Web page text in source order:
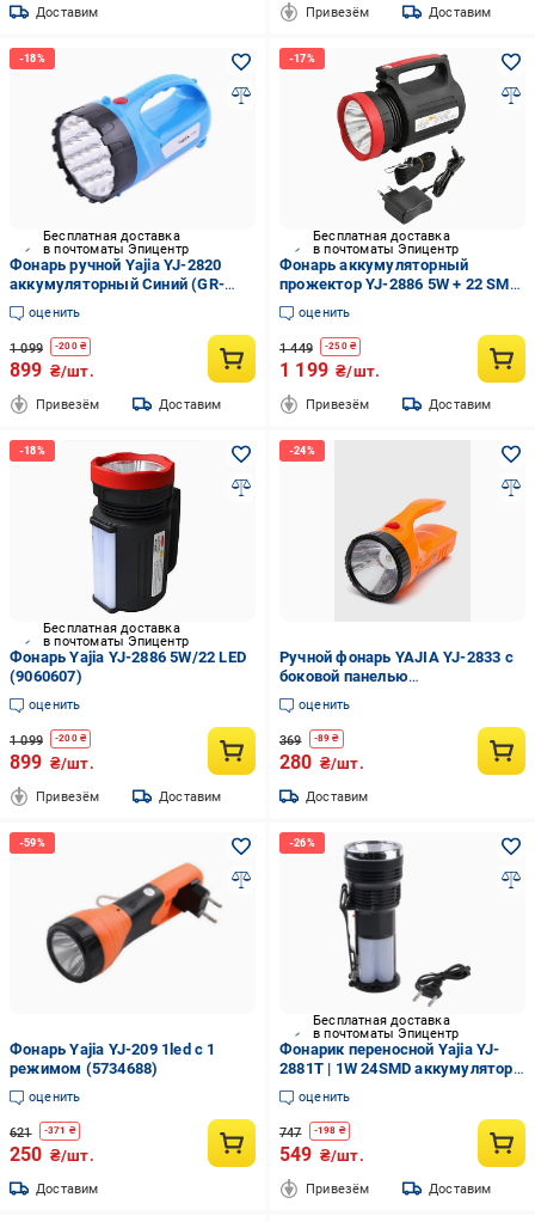
Доставим Привезём Доставим
Бесплатная доставка
в почтоматы Эпицентр
Фонарь ручной Yajia YJ-2820
аккумуляторный Синий (GR-
05428)
оценить
1 099 -200₴
899 ₴/шт.
Привезём Доставим
Бесплатная доставка
в почтоматы Эпицентр
Фонарь аккумуляторный
прожектор YJ-2886 5W + 22 SMD
Power Bank USB 3 режима (ML-
05349)
оценить
1 449 -250₴
1 199 ₴/шт.
Привезём Доставим
Бесплатная доставка
в почтоматы Эпицентр
Фонарь Yajia YJ-2886 5W/22 LED
(9060607)
оценить
1 099 -200₴
899 ₴/шт.
Привезём Доставим
Ручной фонарь YAJIA YJ-2833 с
боковой панелью
аккумуляторный Оранжевый
(13011470)
оценить
369 -89 ₴
280 ₴/шт.
Доставим
Фонарь Yajia YJ-209 1led с 1
режимом (5734688)
оценить
621 -371 ₴
250 ₴/шт.
Доставим
Бесплатная доставка
в почтоматы Эпицентр
Фонарик переносной Yajia YJ-
2881T | 1W 24SMD аккумулятор
солнечная батарея (45108)
оценить
747 -198 ₴
549 ₴/шт.
Привезём Доставим